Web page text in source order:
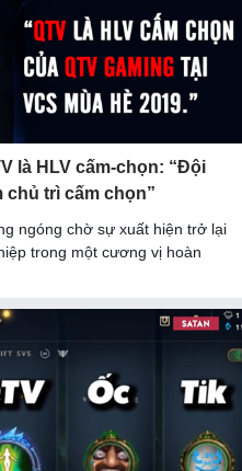
là HLV cấm-chọn: “Đội
chủ trì cấm chọn”
ngóng chờ sự xuất hiện trở lại
trong một cương vị hoàn